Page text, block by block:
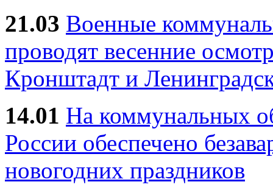
21.03 Военные
проводят весенние
Кронштадт и
14.01 На коммунальных
России обеспечено
новогодних праздников